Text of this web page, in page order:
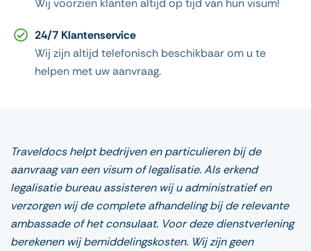
Wij voorzien klanten altijd op tijd van hun visum!
24/7 Klantenservice
Wij zijn altijd telefonisch beschikbaar om u te
helpen met uw aanvraag.
Traveldocs helpt bedrijven en particulieren bij de
aanvraag van een visum of legalisatie. Als erkend
legalisatie bureau assisteren wij u administratief en
verzorgen wij de complete afhandeling bij de relevante
ambassade of het consulaat. Voor deze dienstverlening
berekenen wij bemiddelingskosten. Wij zijn geen